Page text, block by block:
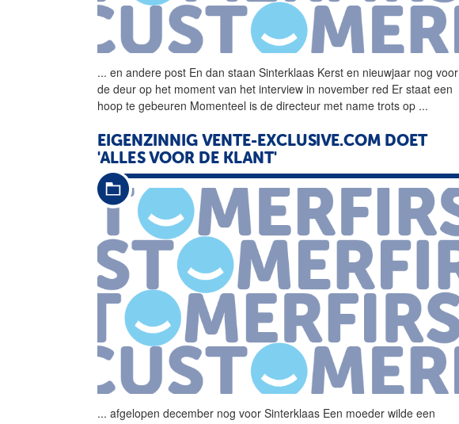
... en andere post En dan staanSinterklaas Kerst en nieuwjaar nog voor
de deur op het moment van het interview in november red Er staat een
hoop te gebeuren Momenteel is de directeur met name trots op ...
EIGENZINNIG VENTE-EXCLUSIVE.COM DOET
'ALLES VOOR DE KLANT'
... afgelopen december nog voorSinterklaas Een moeder wilde een